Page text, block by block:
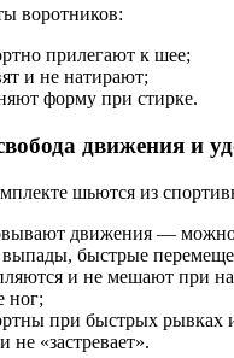
воротников:
прилегают к шее;
и не натирают;
форму при стирке.
движения и
шьются из
движения — можно
быстрые
и не мешают при
ног;
при быстрых рывках
не «застревает».